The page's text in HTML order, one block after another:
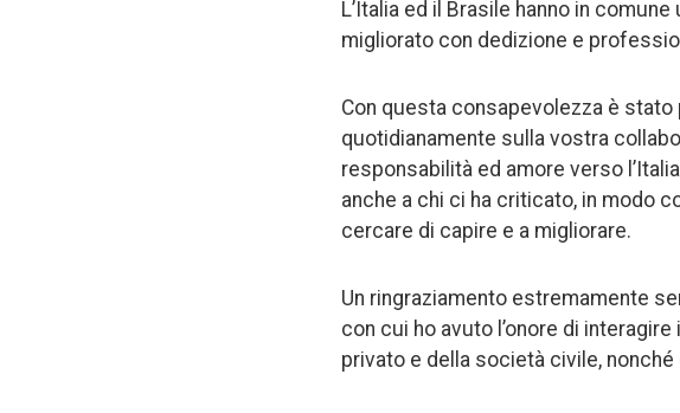
L’Italia ed il Brasile hanno in
migliorato con dedizione e
Con questa consapevolezza è
quotidianamente sulla vostra
responsabilità ed amore verso
anche a chi ci ha criticato, in modo
cercare di capire e a migliorare.
Un ringraziamento estremamente
con cui ho avuto l’onore di
privato e della società civile,